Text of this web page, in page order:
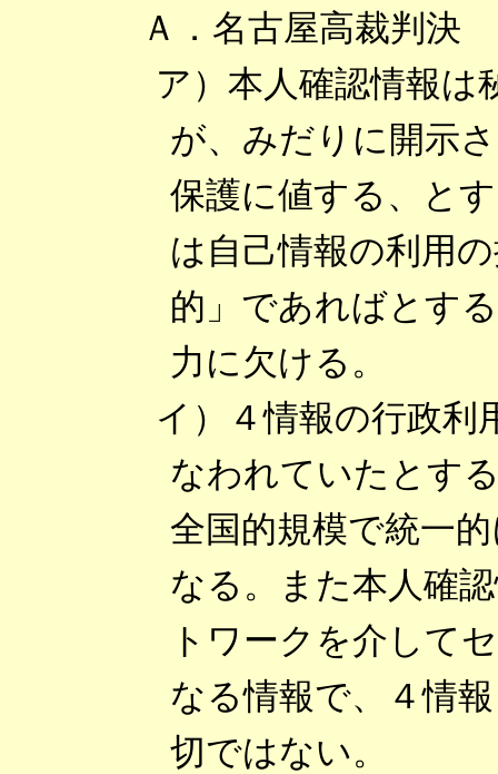
Ａ．名古屋高裁判決
ア）本人確認情報は
が、みだりに開示
保護に値する、と
は自己情報の利用
的」であればとす
力に欠ける。
イ）４情報の行政利
なわれていたとす
全国的規模で統一
なる。また本人確
トワークを介して
なる情報で、４情
切ではない。